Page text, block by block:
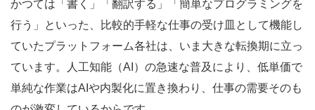
かつては「書く」「翻訳する」「簡単なプログラミングを
行う」といった、比較的手軽な仕事の受け皿として機能し
ていたプラットフォーム各社は、いま大きな転換期に立っ
ています。人工知能（AI）の急速な普及により、低単価で
単純な作業はAIや内製化に置き換わり、仕事の需要そのも